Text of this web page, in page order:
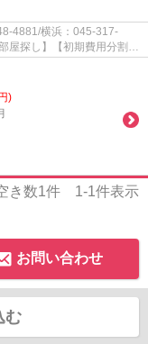
4881/横浜：045-317-
屋探し】【初期費用分割払
)
き数1件 1-1件表示
お問い合わせ
む